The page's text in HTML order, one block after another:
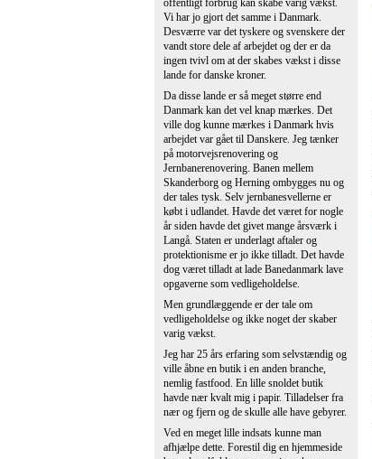
havde nær kvalt mig i papir. Tilladelser fra
nær og fjern og de skulle alle have gebyrer.
Ved en meget lille indsats kunne man
afhjælpe dette. Forestil dig en hjemmeside
hvor du udfylder et ansøgningsskema.
tilladelse. Det er ikke svært. Så lidt skal der
til.
Jeg ved nu, at jeg ikke springer ud i nye
brancher. Selv skiltet over døren skulle
have særskilt tilladelse og ventetiden kunde
regnes i måneder. Kommunens tilladelse til
åbning indeholdt klausul om, at hvis man
satte skilt op inden man havde tilladelsen,
bortfaldt tilladelsen til at åbne. En ny
forretning på torvet uden skilt. Der skal så
lidt til at skabe vækst, men den vej vil
politikerne ikke.
John Nielsen, Randers
Afkristning af Danmark
Når et stigende antal skal fejre Ramadanen,
og derved reducere både indlærings- og
nødvendigt at afskaffe vor gammeldags
kultur, for at kunne opretholde det